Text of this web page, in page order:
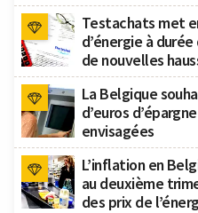
Testachats met
d’énergie à
de nouvelles
La Belgique
d’euros
envisagées
L’inflation en
au deuxième
des prix de